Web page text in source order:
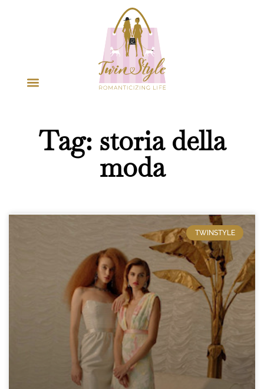
Tag: storia della
moda
TWINSTYLE